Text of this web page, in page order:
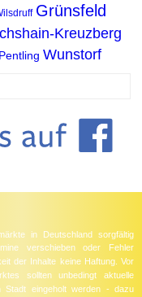
Grünsfeld
Kreuzberg
Pentling Wunstorf
in Deutschland sorgfältig
verschieben oder Fehler
der Inhalte keine Haftung. Vor
sollten unbedingt aktuelle
Stadt eingeholt werden - dazu